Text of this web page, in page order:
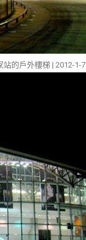
的戶外樓梯 | 2012-1-7